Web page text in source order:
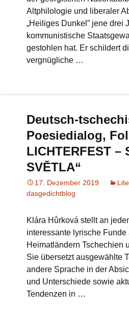
Altphilologie und liberaler
„Heiliges Dunkel” jene drei
kommunistische
gestohlen hat. Er schildert
vergnügliche …
Deutsch-
Poesiedialog,
LICHTERFEST –
SVĚTLA“
17. Dezember 2019
dasgedichtblog
Klára Hůrková stellt an
interessante lyrische
Heimatländern Tschechien
Sie übersetzt ausgewählte
andere Sprache in der
und Unterschiede sowie
Tendenzen in …